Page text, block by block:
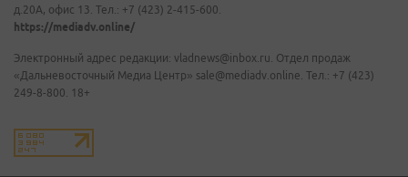
д.20А, офис 13. Тел.: +7 (423) 2-415-600.
https://mediadv.online/
Электронный адрес редакции: vladnews@inbox.ru. Отдел продаж
«Дальневосточный Медиа Центр» sale@mediadv.online. Тел.: +7 (423)
249-8-800. 18+